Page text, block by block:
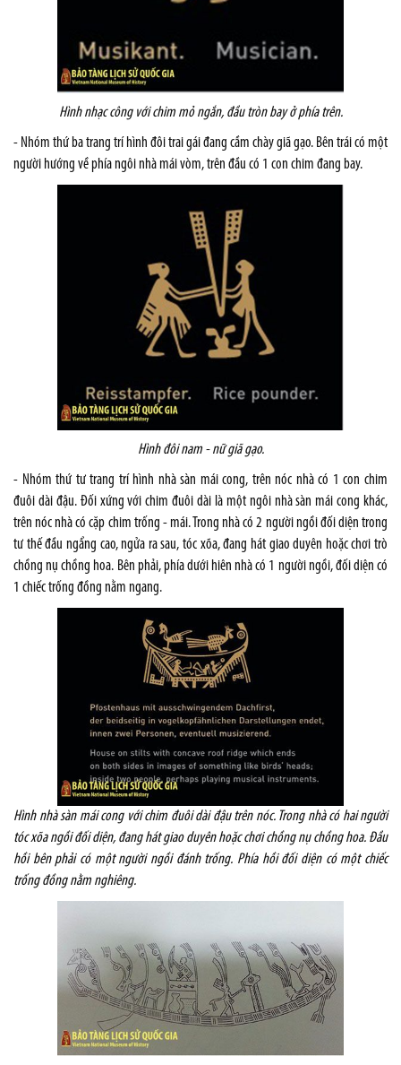
Hình nhạc côngvới chim mỏ ngắn, đầu tròn bay ở phía trên.
- Nhóm thứ ba trang trí hình đôi trai gái đang cầm chày giã gạo. Bên trái có một
người hướng về phía ngôi nhà mái vòm, trên đầu có 1 con chim đang bay.
Hình đôi nam - nữ giã gạo.
- Nhóm thứ tư trang trí hình nhà sàn mái cong, trên nóc nhà có 1 con chim
đuôi dài đậu. Đối xứng với chim đuôi dài là một ngôi nhà sàn mái cong khác,
trên nóc nhà có cặp chim trống - mái. Trong nhà có 2 người ngồi đối diện trong
tư thế đầu ngẩng cao, ngửa ra sau, tóc xõa, đang hát giao duyên hoặc chơi trò
chồng nụ chồng hoa. Bên phải, phía dưới hiên nhà có 1 người ngồi, đối diện có
1 chiếc trống đồng nằm ngang.
Hình nhà sàn mái cong với chim đuôi dài đậu trên nóc. Trong nhà có hai người
tóc xõa ngồi đối diện, đang hát giao duyên hoặc chơi chồng nụ chồng hoa. Đầu
hồi bên phải có một người ngồi đánh trống. Phía hồi đối diện có một chiếc
trống đồng nằm nghiêng.